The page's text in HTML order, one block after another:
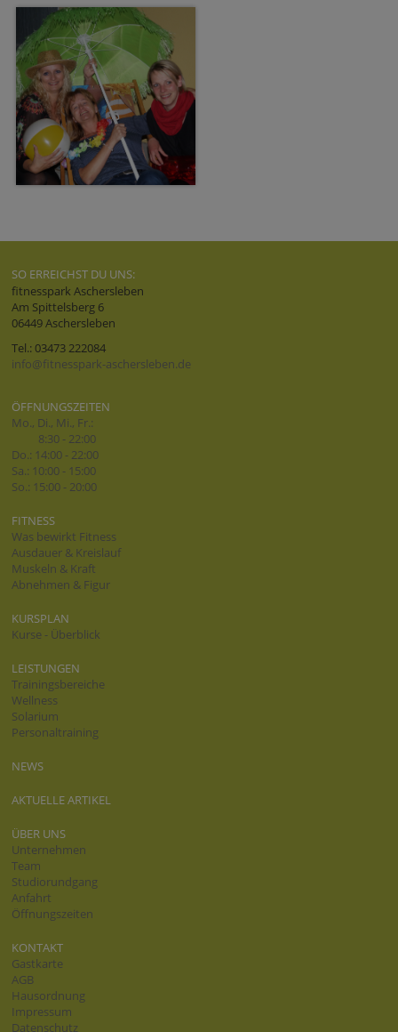
SO ERREICHST DU UNS:
fitnesspark Aschersleben
Am Spittelsberg 6
06449 Aschersleben
Tel.: 03473 222084
info@fitnesspark-aschersleben.de
ÖFFNUNGSZEITEN
Mo., Di., Mi., Fr.:
8:30 - 22:00
Do.: 14:00 - 22:00
Sa.: 10:00 - 15:00
So.: 15:00 - 20:00
FITNESS
Was bewirkt Fitness
Ausdauer & Kreislauf
Muskeln & Kraft
Abnehmen & Figur
KURSPLAN
Kurse - Überblick
LEISTUNGEN
Trainingsbereiche
Wellness
Solarium
Personaltraining
NEWS
AKTUELLE ARTIKEL
ÜBER UNS
Unternehmen
Team
Studiorundgang
Anfahrt
Öffnungszeiten
KONTAKT
Gastkarte
AGB
Hausordnung
Impressum
Datenschutz